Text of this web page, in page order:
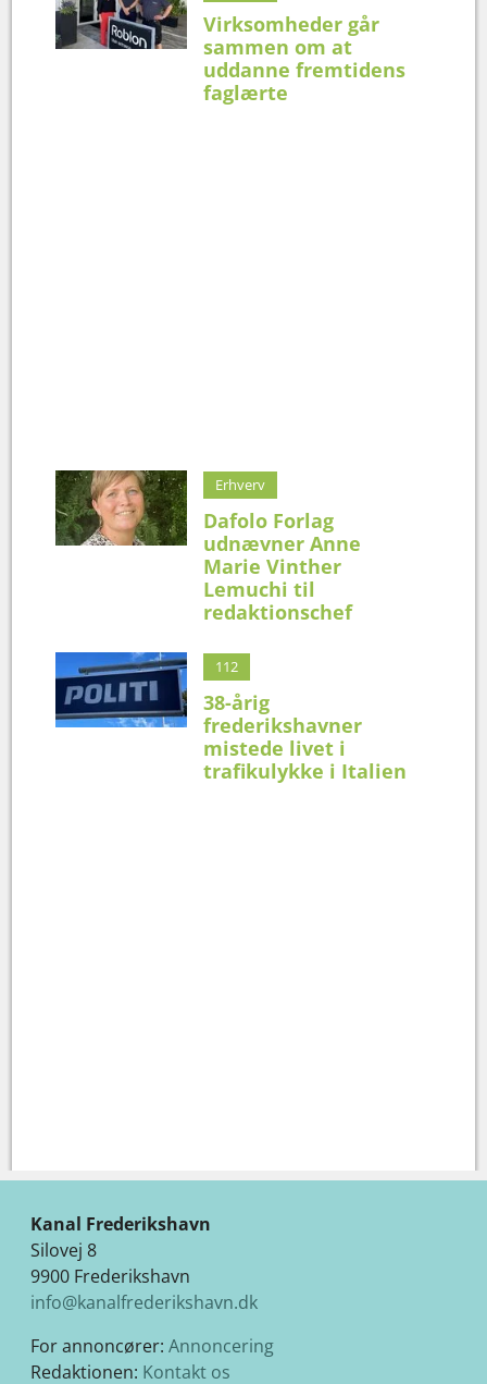
Virksomheder går
sammen om at
uddanne fremtidens
faglærte
Erhverv
Dafolo Forlag
udnævner Anne
Marie Vinther
Lemuchi til
redaktionschef
112
38-årig
frederikshavner
mistede livet i
trafikulykke i Italien
Kanal Frederikshavn
Silovej 8
9900 Frederikshavn
info@kanalfrederikshavn.dk
For annoncører: Annoncering
Redaktionen: Kontakt os